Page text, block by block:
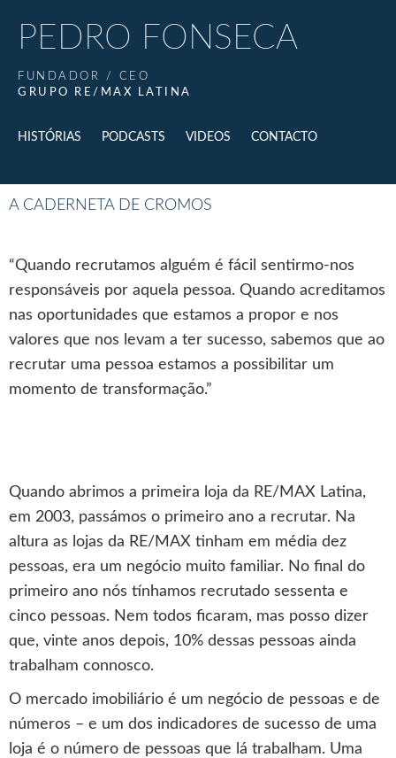
PEDRO FONSECA
FUNDADOR / CEO
GRUPO RE/MAX LATINA
HISTÓRIAS PODCASTS VIDEOS CONTACTO
A CADERNETA DE CROMOS
“Quando recrutamos alguém é fácil sentirmo-nos
responsáveis por aquela pessoa. Quando acreditamos
nas oportunidades que estamos a propor e nos
valores que nos levam a ter sucesso, sabemos que ao
recrutar uma pessoa estamos a possibilitar um
momento de transformação.”
Quando abrimos a primeira loja da RE/MAX Latina,
em 2003, passámos o primeiro ano a recrutar. Na
altura as lojas da RE/MAX tinham em média dez
pessoas, era um negócio muito familiar. No final do
primeiro ano nós tínhamos recrutado sessenta e
cinco pessoas. Nem todos ficaram, mas posso dizer
que, vinte anos depois, 10% dessas pessoas ainda
trabalham connosco.
O mercado imobiliário é um negócio de pessoas e de
números – e um dos indicadores de sucesso de uma
loja é o número de pessoas que lá trabalham. Uma